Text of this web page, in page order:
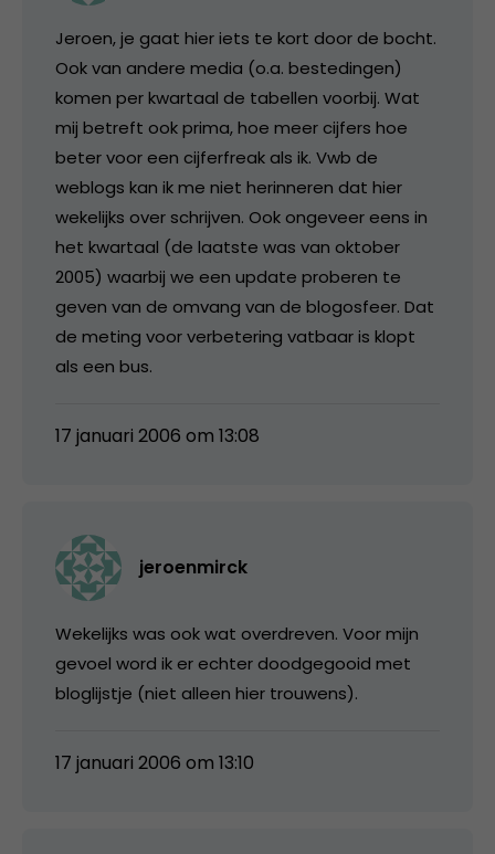
Jeroen, je gaat hier iets te kort door de bocht.
Ook van andere media (o.a. bestedingen)
komen per kwartaal de tabellen voorbij. Wat
mij betreft ook prima, hoe meer cijfers hoe
beter voor een cijferfreak als ik. Vwb de
weblogs kan ik me niet herinneren dat hier
wekelijks over schrijven. Ook ongeveer eens in
het kwartaal (de laatste was van oktober
2005) waarbij we een update proberen te
geven van de omvang van de blogosfeer. Dat
de meting voor verbetering vatbaar is klopt
als een bus.
17 januari 2006 om 13:08
jeroenmirck
Wekelijks was ook wat overdreven. Voor mijn
gevoel word ik er echter doodgegooid met
bloglijstje (niet alleen hier trouwens).
17 januari 2006 om 13:10